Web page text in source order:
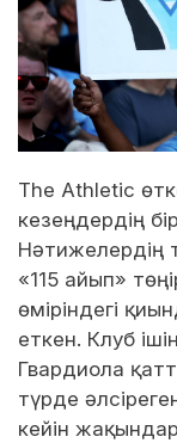
The Athletic
кезеңдердің
Нәтижелердің
«115 айып»
өміріндегі
еткен. Клуб
Гвардиола
түрде
кейін